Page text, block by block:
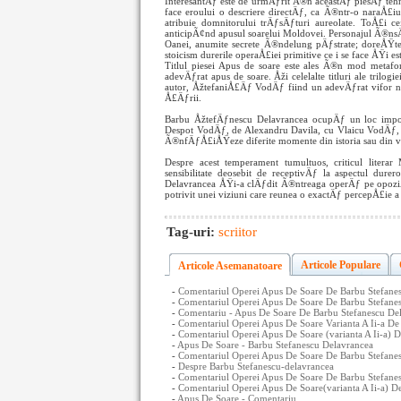
face eroului o descriere directÄƒ, ca Ã®ntr-o
atribuie domnitorului trÄƒsÄƒturi aureolate. ToÅ£i
anticipÃ¢nd apusul soarelui Moldovei. Personajul
Oanei, anumite secrete Ã®ndelung pÄƒstrate;
stoicism durerile operaÅ£iei primitive ce i se face ÅŸi
Titlul piesei Apus de soare este ales Ã®n mod
adevÄƒrat apus de soare. Åži celelalte titluri ale
autor, ÅžtefaniÅ£Äƒ VodÄƒ fiind un adevÄƒrat vifor
Å£Äƒrii.
Barbu ÅžtefÄƒnescu Delavrancea ocupÄƒ un loc
Despot VodÄƒ, de Alexandru Davila, cu Vlaicu
Ã®nfÄƒÅ£iÅŸeze diferite momente din istoria sau din
Despre acest temperament tumultuos, criticul
sensibilitate deosebit de receptivÄƒ la aspectul
Delavrancea ÅŸi-a clÄƒdit Ã®ntreaga operÄƒ pe
potrivit unei viziuni care reunea o exactÄƒ
Tag-uri: scriitor
Articole Asemanatoare Articole Populare
- Comentariul Operei Apus De Soare De Barbu
- Comentariul Operei Apus De Soare De Barbu
- Comentariu - Apus De Soare De Barbu Stefanescu
- Comentariul Operei Apus De Soare Varianta A Ii-a
- Comentariul Operei Apus De Soare (varianta A Ii-a)
- Apus De Soare - Barbu Stefanescu Delavrancea
- Comentariul Operei Apus De Soare De Barbu
- Despre Barbu Stefanescu-delavrancea
- Comentariul Operei Apus De Soare De Barbu
- Comentariul Operei Apus De Soare(varianta A Ii-a)
- Apus De Soare - Comentariu